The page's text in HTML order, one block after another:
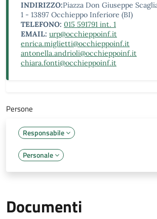
INDIRIZZO:Piazza Don Giuseppe
1 - 13897 Occhieppo Inferiore (BI)
TELEFONO: 015 591791 int. 1
EMAIL: urp@occhieppoinf.it
enrica.miglietti@occhieppoinf.it
antonella.andrioli@occhieppoinf.it
chiara.fonti@occhieppoinf.it
Persone
Responsabile
Personale
Documenti